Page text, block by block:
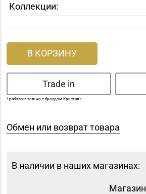
Коллекции:
В КОРЗИНУ
Trade in
* работает только с брендом Кристалл
Обмен или возврат товара
В наличии в наших магазинах:
Магазин